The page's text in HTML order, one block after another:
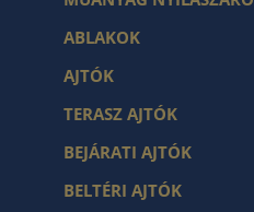
ABLAKOK
AJTÓK
TERASZ AJTÓK
BEJÁRATI AJTÓK
BELTÉRI AJTÓK